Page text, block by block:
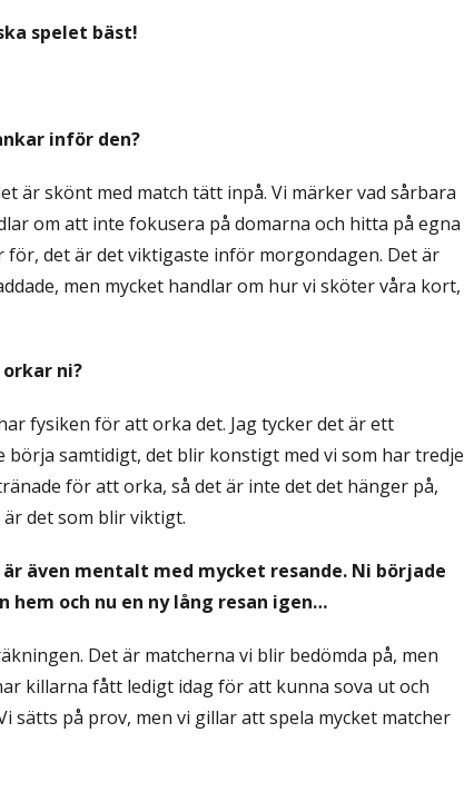
spelet bäst!
inför den?
är skönt med match tätt inpå. Vi märker vad sårbara
om att inte fokusera på domarna och hitta på egna
det är det viktigaste inför morgondagen. Det är
men mycket handlar om hur vi sköter våra kort,
ni?
fysiken för att orka det. Jag tycker det är ett
samtidigt, det blir konstigt med vi som har tredje
för att orka, så det är inte det det hänger på,
det som blir viktigt.
även mentalt med mycket resande. Ni började
hem och nu en ny lång resan igen…
Det är matcherna vi blir bedömda på, men
killarna fått ledigt idag för att kunna sova ut och
sätts på prov, men vi gillar att spela mycket matcher